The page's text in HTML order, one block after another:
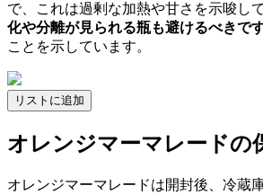
で、これは過剰な加熱や甘さを示唆し
化や分離が見られる瓶も避けるべきで
ことを示しています。
リストに追加
オレンジマーマレードの
オレンジマーマレードは開封後、冷蔵